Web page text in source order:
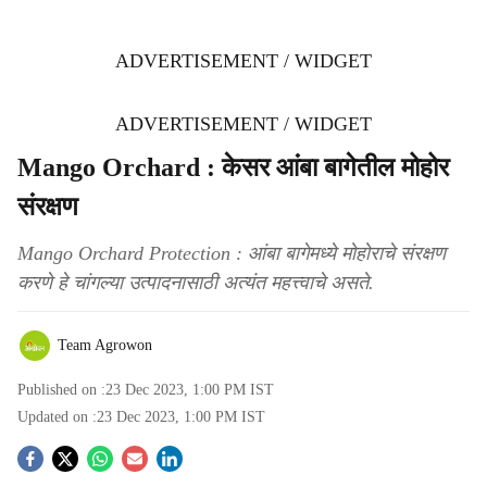
ADVERTISEMENT / WIDGET
ADVERTISEMENT / WIDGET
Mango Orchard : केसर आंबा बागेतील मोहोर
संरक्षण
Mango Orchard Protection : आंबा बागेमध्ये मोहोराचे संरक्षण
करणे हे चांगल्या उत्पादनासाठी अत्यंत महत्त्वाचे असते.
Team Agrowon
Published on :23 Dec 2023, 1:00 PM IST
Updated on :23 Dec 2023, 1:00 PM IST
S